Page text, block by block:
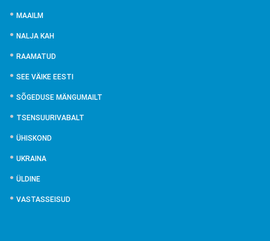
MAAILM
NALJA KAH
RAAMATUD
SEE VÄIKE EESTI
SÕGEDUSE MÄNGUMAILT
TSENSUURIVABALT
ÜHISKOND
UKRAINA
ÜLDINE
VASTASSEISUD